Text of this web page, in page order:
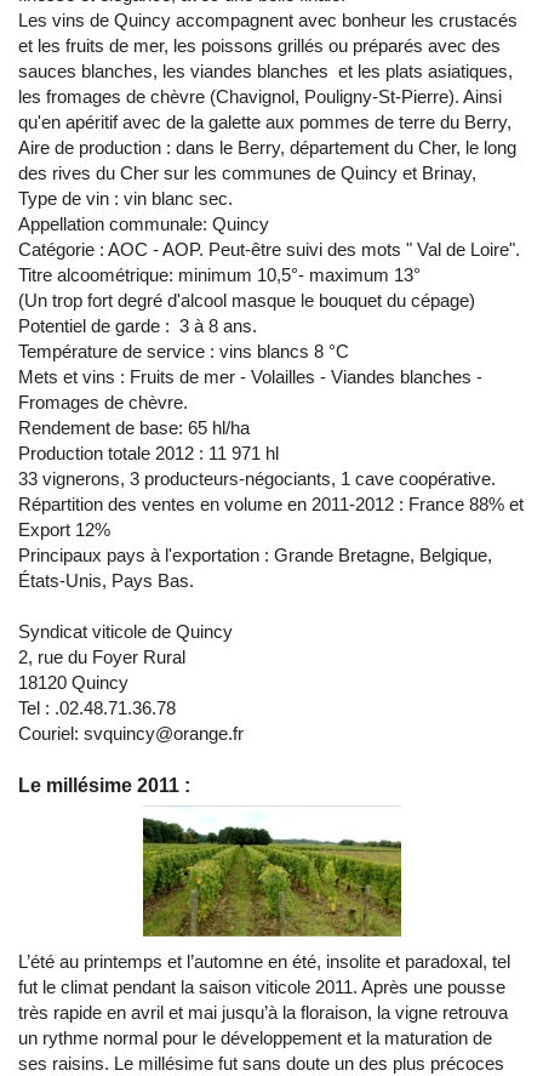
Les vins de Quincy accompagnent avec bonheur les crustacés
et les fruits de mer, les poissons grillés ou préparés avec des
sauces blanches, les viandes blanches et les plats asiatiques,
les fromages de chèvre (Chavignol, Pouligny-St-Pierre). Ainsi
qu'en apéritif avec de la galette aux pommes de terre du Berry,
Aire de production : dans le Berry, département du Cher, le long
des rives du Cher sur les communes de Quincy et Brinay,
Type de vin : vin blanc sec.
Appellation communale: Quincy
Catégorie : AOC - AOP. Peut-être suivi des mots " Val de Loire".
Titre alcoométrique: minimum 10,5°- maximum 13°
(Un trop fort degré d'alcool masque le bouquet du cépage)
Potentiel de garde : 3 à 8 ans.
Température de service : vins blancs 8 °C
Mets et vins : Fruits de mer - Volailles - Viandes blanches -
Fromages de chèvre.
Rendement de base: 65 hl/ha
Production totale 2012 : 11 971 hl
33 vignerons, 3 producteurs-négociants, 1 cave coopérative.
Répartition des ventes en volume en 2011-2012 : France 88% et
Export 12%
Principaux pays à l'exportation : Grande Bretagne, Belgique,
États-Unis, Pays Bas.
Syndicat viticole de Quincy
2, rue du Foyer Rural
18120 Quincy
Tel : .02.48.71.36.78
Couriel: svquincy@orange.fr
Le millésime 2011 :
L’été au printemps et l’automne en été, insolite et paradoxal, tel
fut le climat pendant la saison viticole 2011. Après une pousse
très rapide en avril et mai jusqu’à la floraison, la vigne retrouva
un rythme normal pour le développement et la maturation de
ses raisins. Le millésime fut sans doute un des plus précoces